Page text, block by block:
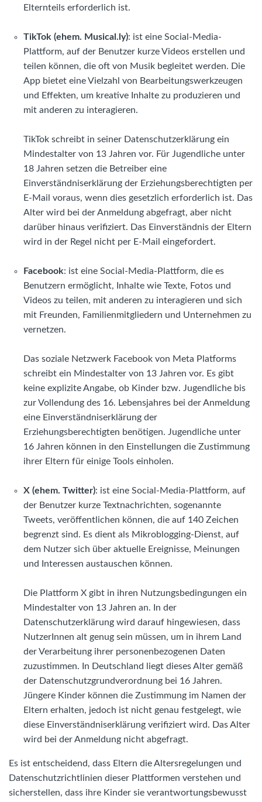
Elternteils erforderlich ist.
TikTok (ehem. Musical.ly): ist eine Social-Media-
Plattform, auf der Benutzer kurze Videos erstellen und
teilen können, die oft von Musik begleitet werden. Die
App bietet eine Vielzahl von Bearbeitungswerkzeugen
und Effekten, um kreative Inhalte zu produzieren und
mit anderen zu interagieren.
TikTok schreibt in seiner Datenschutzerklärung ein
Mindestalter von 13 Jahren vor. Für Jugendliche unter
18 Jahren setzen die Betreiber eine
Einverständniserklärung der Erziehungsberechtigten per
E-Mail voraus, wenn dies gesetzlich erforderlich ist. Das
Alter wird bei der Anmeldung abgefragt, aber nicht
darüber hinaus verifiziert. Das Einverständnis der Eltern
wird in der Regel nicht per E-Mail eingefordert.
Facebook: ist eine Social-Media-Plattform, die es
Benutzern ermöglicht, Inhalte wie Texte, Fotos und
Videos zu teilen, mit anderen zu interagieren und sich
mit Freunden, Familienmitgliedern und Unternehmen zu
vernetzen.
Das soziale Netzwerk Facebook von Meta Platforms
schreibt ein Mindestalter von 13 Jahren vor. Es gibt
keine explizite Angabe, ob Kinder bzw. Jugendliche bis
zur Vollendung des 16. Lebensjahres bei der Anmeldung
eine Einverständniserklärung der
Erziehungsberechtigten benötigen. Jugendliche unter
16 Jahren können in den Einstellungen die Zustimmung
ihrer Eltern für einige Tools einholen.
X (ehem. Twitter): ist eine Social-Media-Plattform, auf
der Benutzer kurze Textnachrichten, sogenannte
Tweets, veröffentlichen können, die auf 140 Zeichen
begrenzt sind. Es dient als Mikroblogging-Dienst, auf
dem Nutzer sich über aktuelle Ereignisse, Meinungen
und Interessen austauschen können.
Die Plattform X gibt in ihren Nutzungsbedingungen ein
Mindestalter von 13 Jahren an. In der
Datenschutzerklärung wird darauf hingewiesen, dass
NutzerInnen alt genug sein müssen, um in ihrem Land
der Verarbeitung ihrer personenbezogenen Daten
zuzustimmen. In Deutschland liegt dieses Alter gemäß
der Datenschutzgrundverordnung bei 16 Jahren.
Jüngere Kinder können die Zustimmung im Namen der
Eltern erhalten, jedoch ist nicht genau festgelegt, wie
diese Einverständniserklärung verifiziert wird. Das Alter
wird bei der Anmeldung nicht abgefragt.
Es ist entscheidend, dass Eltern die Altersregelungen und
Datenschutzrichtlinien dieser Plattformen verstehen und
sicherstellen, dass ihre Kinder sie verantwortungsbewusst